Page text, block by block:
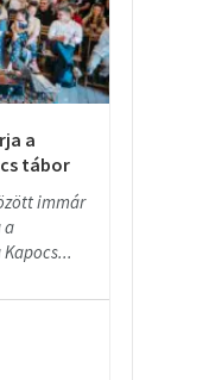
a
tábor
immár
a